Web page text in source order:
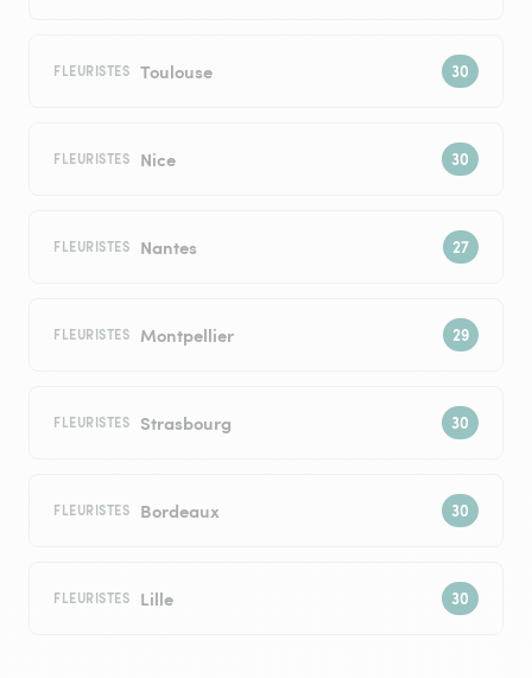
FLEURISTES Toulouse
FLEURISTES Nice
FLEURISTES Nantes
FLEURISTES Montpellier
FLEURISTES Strasbourg
FLEURISTES Bordeaux
FLEURISTES Lille